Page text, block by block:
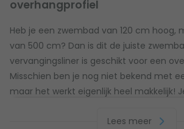
overhangprofiel
Heb je een zwembad van 120 cm hoog,
van 500 cm? Dan is dit de juiste
vervangingsliner is geschikt voor een
Misschien ben je nog niet bekend met
maar het werkt eigenlijk heel makkelijk!
over het metaalprofiel en plaatst de
Lees meer